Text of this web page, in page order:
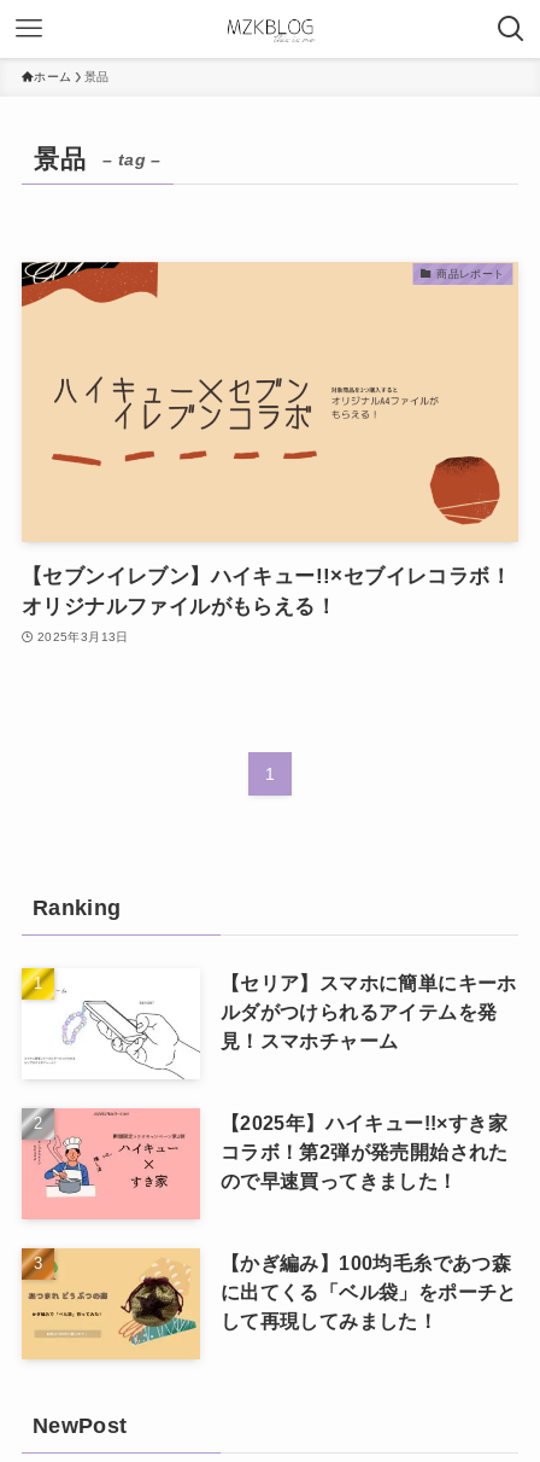
ホーム 景品
景品 – tag –
商品レポート
【セブンイレブン】ハイキュー!!×セブイレコラボ！
オリジナルファイルがもらえる！
2025年3月13日
1
Ranking
【セリア】スマホに簡単にキーホ
ルダがつけられるアイテムを発
見！スマホチャーム
【2025年】ハイキュー!!×すき家
コラボ！第2弾が発売開始された
ので早速買ってきました！
【かぎ編み】100均毛糸であつ森
に出てくる「ベル袋」をポーチと
して再現してみました！
NewPost